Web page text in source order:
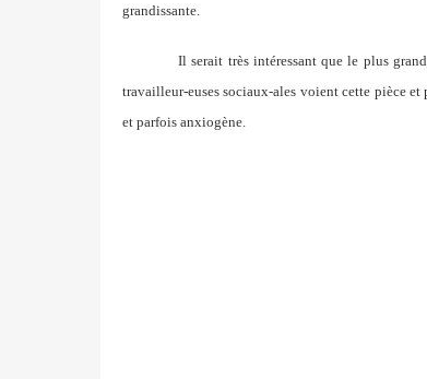
grandissante.
Il serait très intéressant que le plus
travailleur-euses sociaux-ales voient cette pièce
et parfois anxiogène.